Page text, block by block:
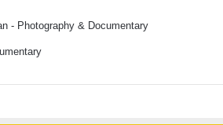
- Photography & Documentary